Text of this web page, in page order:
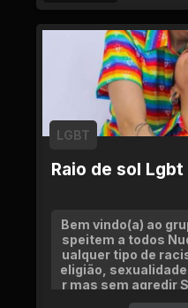
Raio de sol
LGBT
Bem vindo(a) ao
speitem a todos
ualquer tipo de
eligião,
r mas sem agredir
fale